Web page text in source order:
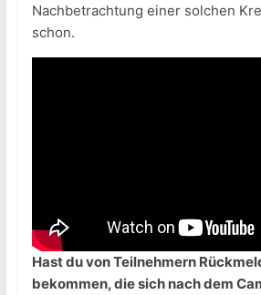
Nachbetrachtung einer solchen
schon.
Hast du von Teilnehmern
bekommen, die sich nach dem